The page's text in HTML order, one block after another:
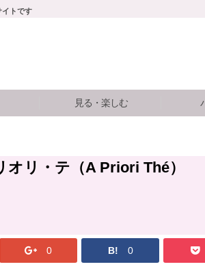
イトです
見る・楽しむ
オリ・テ（A Priori Thé）
0 B! 0